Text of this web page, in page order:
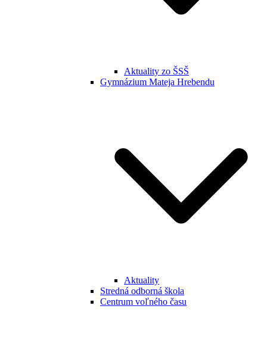
Aktuality zo ŠSŠ
Gymnázium Mateja Hrebendu
Aktuality
Stredná odborná škola
Centrum voľného času